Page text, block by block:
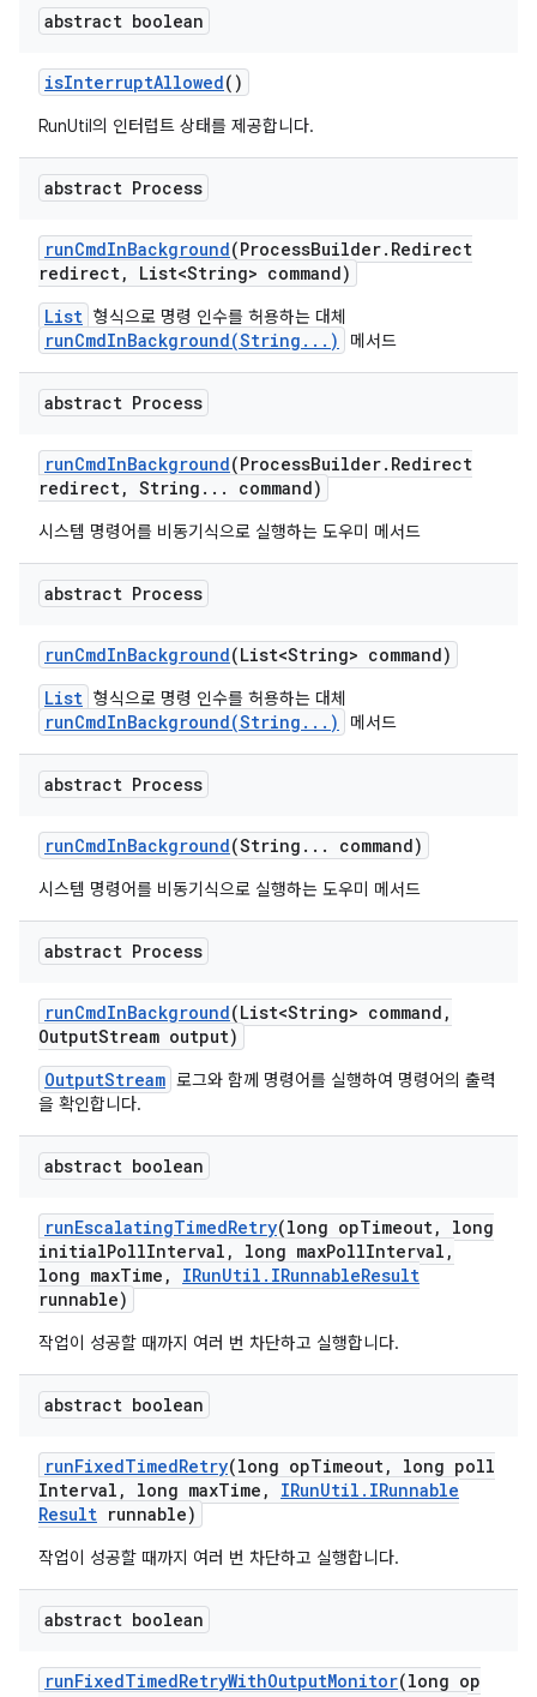
abstract boolean
isInterruptAllowed()
RunUtil의 인터럽트 상태를 제공합니다.
abstract Process
runCmdInBackground(ProcessBuilder. Redirect
redirect,
List<String> command)
List 형식으로 명령 인수를 허용하는 대체
runCmdInBackground(String...) 메서드
abstract Process
runCmdInBackground(ProcessBuilder. Redirect
redirect, String . . . command)
시스템 명령어를 비동기식으로 실행하는 도우미 메서드
abstract Process
runCmdInBackground(List<String> command)
List 형식으로 명령 인수를 허용하는 대체
runCmdInBackground(String...) 메서드
abstract Process
runCmdInBackground(String . . . command)
시스템 명령어를 비동기식으로 실행하는 도우미 메서드
abstract Process
runCmdInBackground(List<String> command ,
OutputStream output)
OutputStream 로그와 함께 명령어를 실행하여 명령어의 출력
을 확인합니다.
abstract boolean
runEscalatingTimedRetry(long opTimeout,
long
initialPollInterval , long maxPollInterval ,
long maxTime , IRunUtil . IRunnableResult
runnable)
작업이 성공할 때까지 여러 번 차단하고 실행합니다.
abstract boolean
runFixedTimedRetry(long opTimeout,
long poll
Interval , long maxTime , IRunUtil . IRunnable
Result runnable)
작업이 성공할 때까지 여러 번 차단하고 실행합니다.
abstract boolean
runFixedTimedRetryWithOutputMonitor(long op